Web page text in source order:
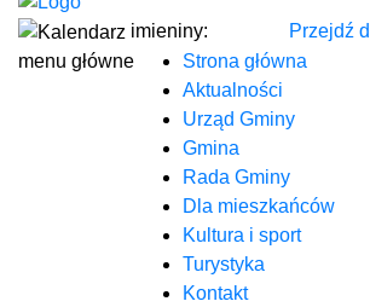
imieniny:
Przejdź
menu główne
Strona główna
Aktualności
Urząd Gminy
Gmina
Rada Gminy
Dla mieszkańców
Kultura i sport
Turystyka
Kontakt